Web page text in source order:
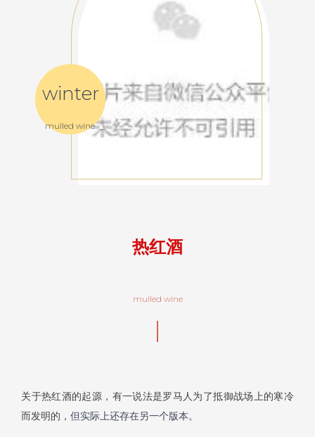
winter
mulled wine ▲
热红酒
mulled wine
关于热红酒的起源，有一说法是罗马人为了抵御战场上的寒冷
而发明的，但实际上还存在另一个版本。